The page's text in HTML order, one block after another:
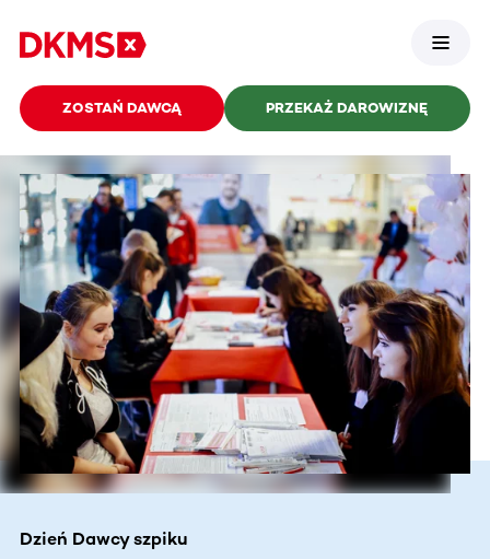
ZOSTAŃ DAWCĄ PRZEKAŻ DAROWIZNĘ
Dzień Dawcy szpiku